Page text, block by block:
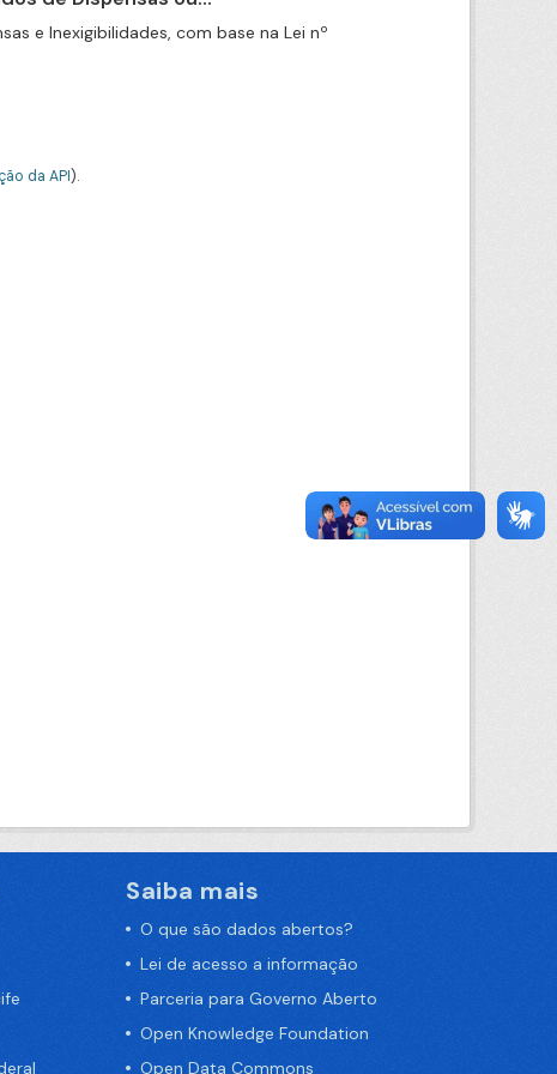
e Inexigibilidades, com base na Lei nº
da API).
Saiba mais
O que são dados abertos?
Lei de acesso a informação
Parceria para Governo Aberto
Open Knowledge Foundation
Open Data Commons